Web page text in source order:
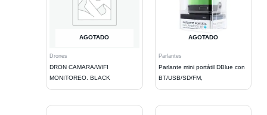
AGOTADO
Drones
DRON CAMARA/WIFI
MONITOREO. BLACK
AGOTADO
Parlantes
Parlante mini portátil DBlue con
BT/USB/SD/FM,